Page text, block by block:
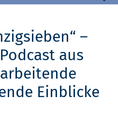
–
aus
Einblicke